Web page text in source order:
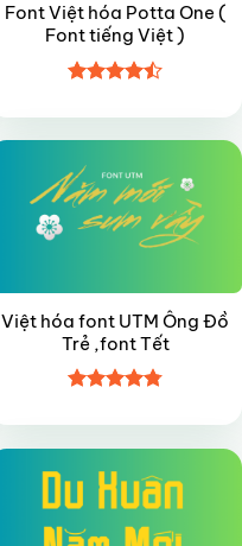
Font Việt hóa Potta One (
Font tiếng Việt )
hạng4.5
5 sao
Việt hóa font UTM Ông Đồ
Trẻ ,font Tết
hạng4.85